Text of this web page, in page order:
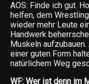
AOS: Finde ich gut.
helfen, dem
wieder mehr Leute
Handwerk
Muskeln
einer guten Form
natürlichem Weg
WF: Wer ist denn im